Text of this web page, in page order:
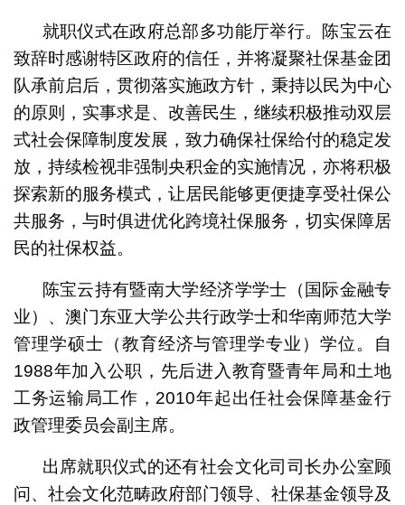
就职仪式在政府总部多功能厅举行。陈宝云在
致辞时感谢特区政府的信任，并将凝聚社保基金团
队承前启后，贯彻落实施政方针，秉持以民为中心
的原则，实事求是、改善民生，继续积极推动双层
式社会保障制度发展，致力确保社保给付的稳定发
放，持续检视非强制央积金的实施情况，亦将积极
探索新的服务模式，让居民能够更便捷享受社保公
共服务，与时俱进优化跨境社保服务，切实保障居
民的社保权益。
陈宝云持有暨南大学经济学学士（国际金融专
业）、澳门东亚大学公共行政学士和华南师范大学
管理学硕士（教育经济与管理学专业）学位。自
1988年加入公职，先后进入教育暨青年局和土地
工务运输局工作，2010年起出任社会保障基金行
政管理委员会副主席。
出席就职仪式的还有社会文化司司长办公室顾
问、社会文化范畴政府部门领导、社保基金领导及